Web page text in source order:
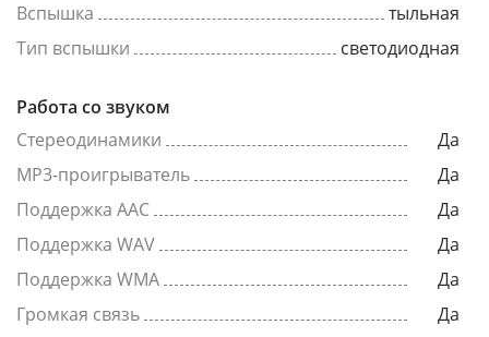
Вспышка
тыльная
Тип вспышки
светодиодная
Работа со звуком
Стереодинамики
Да
MP3-проигрыватель
Да
Поддержка AAC
Да
Поддержка WAV
Да
Поддержка WMA
Да
Громкая связь
Да